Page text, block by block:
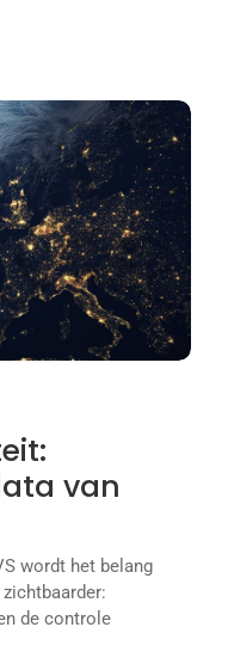
van
wordt het belang
de controle